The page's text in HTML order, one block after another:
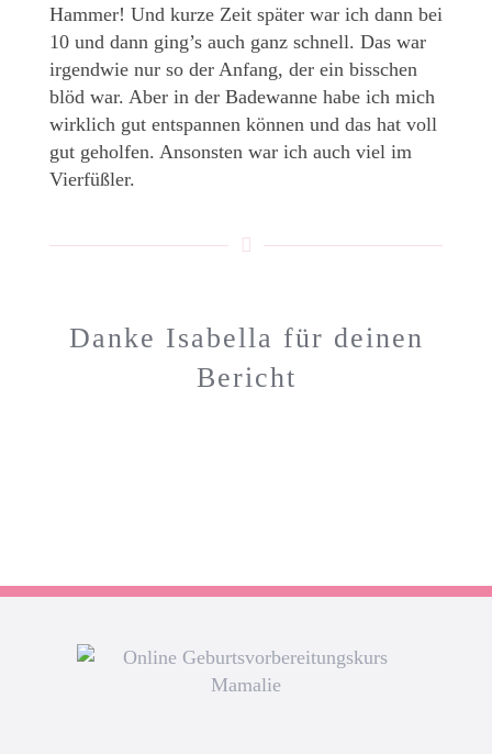
Hammer! Und kurze Zeit später war ich dann bei
10 und dann ging’s auch ganz schnell. Das war
irgendwie nur so der Anfang, der ein bisschen
blöd war. Aber in der Badewanne habe ich mich
wirklich gut entspannen können und das hat voll
gut geholfen. Ansonsten war ich auch viel im
Vierfüßler.
Danke Isabella für deinen
Bericht